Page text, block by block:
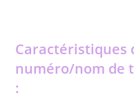
Caractéristiques
numéro/nom de
: